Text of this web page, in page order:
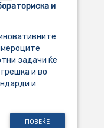
и
задачи ќе
и во
и
ПОВЕЌЕ